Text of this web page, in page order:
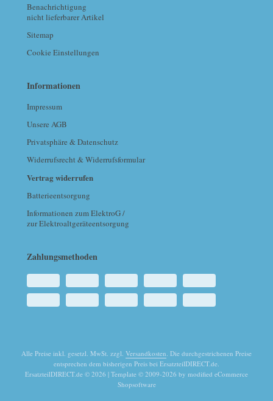
Benachrichtigung
nicht lieferbarer Artikel
Sitemap
Cookie Einstellungen
Informationen
Impressum
Unsere AGB
Privatsphäre & Datenschutz
Widerrufsrecht & Widerrufsformular
Vertrag widerrufen
Batterieentsorgung
Informationen zum ElektroG /
zur Elektroaltgeräteentsorgung
Zahlungsmethoden
Alle Preise inkl. gesetzl. MwSt. zzgl. Versandkosten . Die durchgestrichenen Preise
entsprechen dem bisherigen Preis bei ErsatzteilDIRECT.de.
ErsatzteilDIRECT.de © 2026 | Template © 2009-2026 by modified eCommerce
Shopsoftware